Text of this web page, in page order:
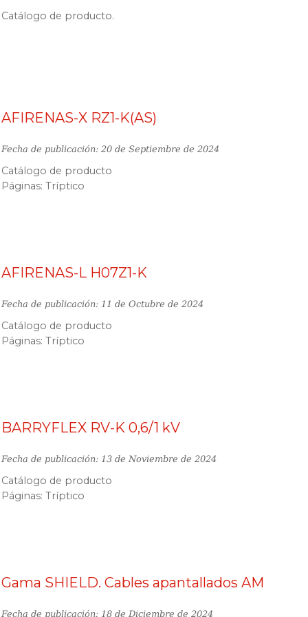
Catálogo de producto.
AFIRENAS-X RZ1-K(AS)
Fecha de publicación: 20 de Septiembre de 2024
Catálogo de producto
Páginas: Tríptico
AFIRENAS-L H07Z1-K
Fecha de publicación: 11 de Octubre de 2024
Catálogo de producto
Páginas: Tríptico
BARRYFLEX RV-K 0,6/1 kV
Fecha de publicación: 13 de Noviembre de 2024
Catálogo de producto
Páginas: Tríptico
Gama SHIELD. Cables apantallados AM
Fecha de publicación: 18 de Diciembre de 2024